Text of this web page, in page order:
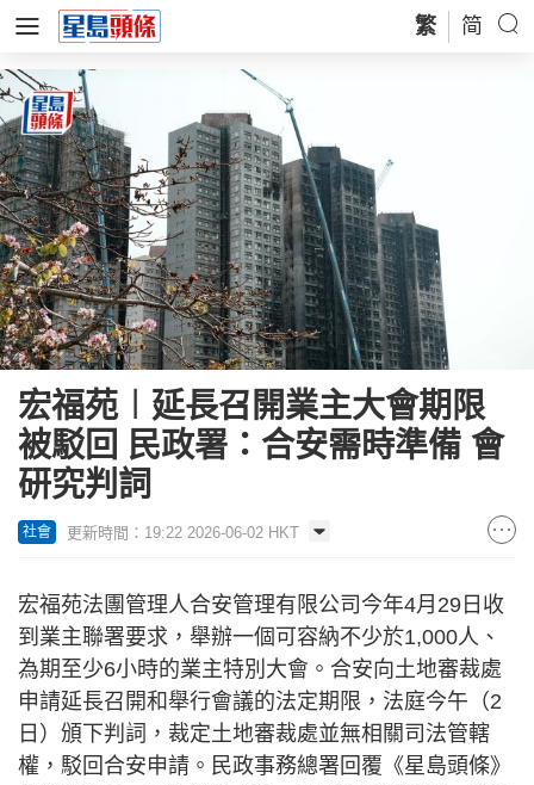
繁 简
宏福苑︱延長召開業主大會期限
被駁回 民政署：合安需時準備 會
研究判詞
社會 更新時間：19:22 2026-06-02 HKT
宏福苑法團管理人合安管理有限公司今年4月29日收
到業主聯署要求，舉辦一個可容納不少於1,000人、
為期至少6小時的業主特別大會。合安向土地審裁處
申請延長召開和舉行會議的法定期限，法庭今午（2
日）頒下判詞，裁定土地審裁處並無相關司法管轄
權，駁回合安申請。民政事務總署回覆《星島頭條》